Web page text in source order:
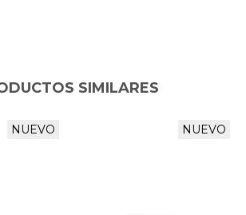
SIMILARES
NUEVO NUEVO